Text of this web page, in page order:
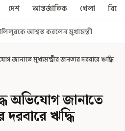
দেশ আন্তর্জাতিক খেলা
এগিয়ে গেল আরও একধাপ, সপ্তম
জানাতে মুখ্যমন্ত্রীর জনতার দরবারে ঋদ্ধি
অভিযোগ জানাতে
দরবারে ঋদ্ধি